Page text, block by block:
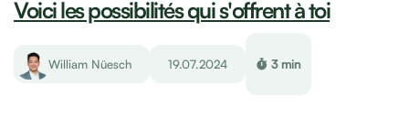
Voici les possibilités qui s'offrent à toi
William Nüesch 19.07.2024 3 min